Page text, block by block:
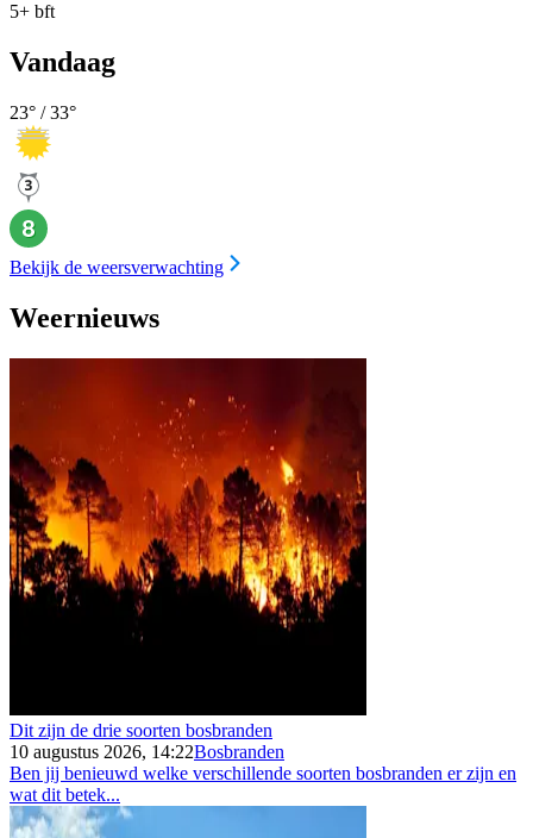
5+ bft
Vandaag
23° /33°
Bekijk de weersverwachting
Weernieuws
Dit zijn de drie soorten bosbranden
10 augustus 2026, 14:22Bosbranden
Ben jij benieuwd welke verschillende soorten bosbranden er zijn en
wat dit betek...